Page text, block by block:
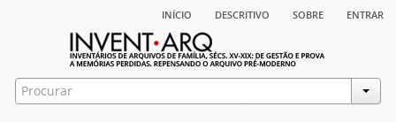
início descritivo sobre entrar